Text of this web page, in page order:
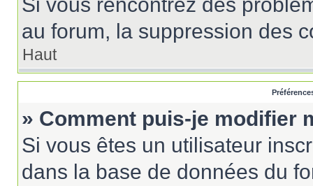
au forum, la suppression des
Haut
» Comment puis-je modifier
Si vous êtes un utilisateur
dans la base de données du